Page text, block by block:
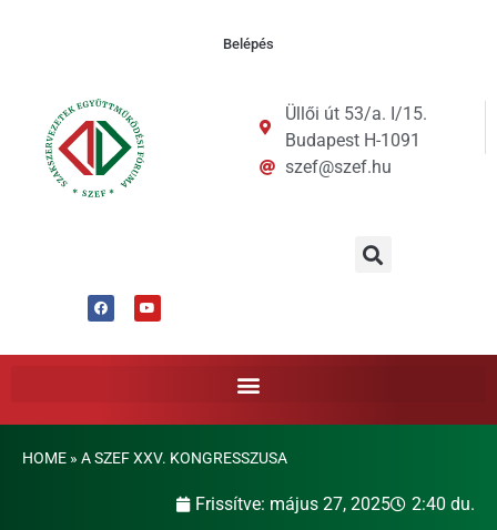
Belépés
Üllői út 53/a. I/15.
Budapest H-1091
szef@szef.hu
HOME » A SZEF XXV. KONGRESSZUSA
Frissítve: május 27, 2025 2:40 du.